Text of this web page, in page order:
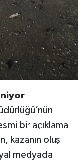
bir açıklama
kazanın oluş
medyada